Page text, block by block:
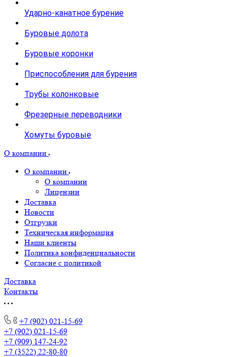
Ударно-канатное бурение
Буровые долота
Буровые коронки
Приспособления для бурения
Трубы колонковые
Фрезерные переводники
Хомуты буровые
О компании
О компании
О компании
Лицензии
Доставка
Новости
Отгрузки
Техническая информация
Наши клиенты
Политика конфиденциальности
Согласие с политикой
Доставка
Контакты
+7 (902) 021-15-69
+7 (902) 021-15-69
+7 (909) 147-24-92
+7 (3522) 22-80-80